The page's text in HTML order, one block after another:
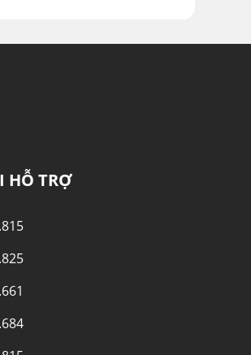
HỖ TRỢ